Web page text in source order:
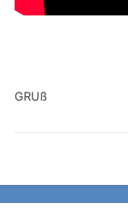
GRUß